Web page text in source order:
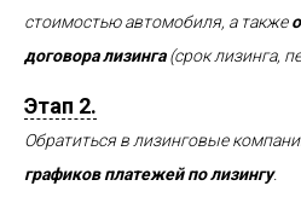
стоимостью автомобиля, а также
договора лизинга(срок лизинга,
Этап 2.
Обратиться в лизинговые
графиков платежей по лизингу.